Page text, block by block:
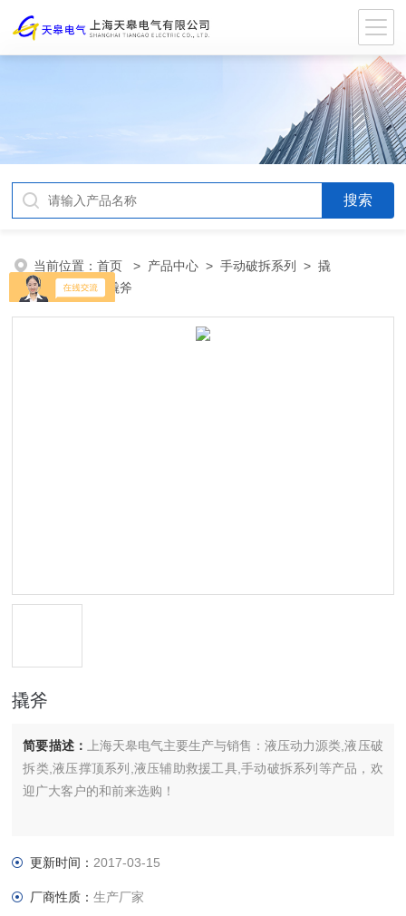
当前位置：首页 > 产品中心 >手动破拆系列 >撬
斧
> QFS-A撬斧
撬斧
简要描述：
上海天皋电气主要生产与销售：液压动力源类,液压破
拆类,液压撑顶系列,液压辅助救援工具,手动破拆系列等产品，欢
迎广大客户的和前来选购！
更新时间： 2017-03-15
厂商性质：生产厂家